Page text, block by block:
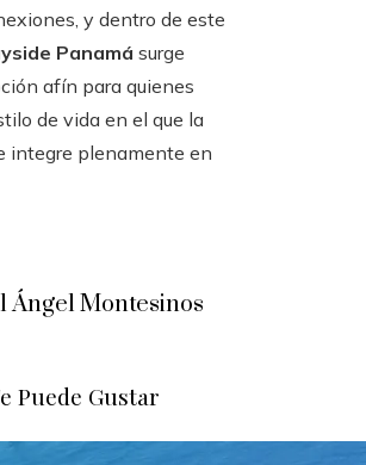
y dentro de este
Panamá surge
afín para quienes
de vida en el que la
integre plenamente en
Ángel Montesinos
Puede Gustar